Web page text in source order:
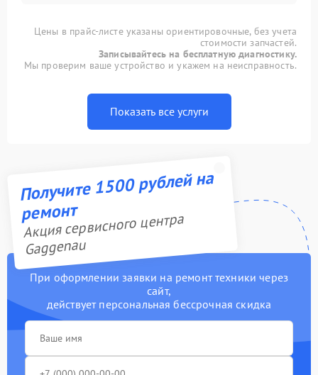
Цены в прайс-листе указаны ориентировочные, без учета
стоимости запчастей.
Записывайтесь на бесплатную диагностику.
Мы проверим ваше устройство и укажем на неисправность.
Показать все услуги
Получите 1500 рублей на
ремонт
Акция сервисного центра
Gaggenau
При оформлении заявки на ремонт техники через
сайт,
действует персональная бессрочная скидка